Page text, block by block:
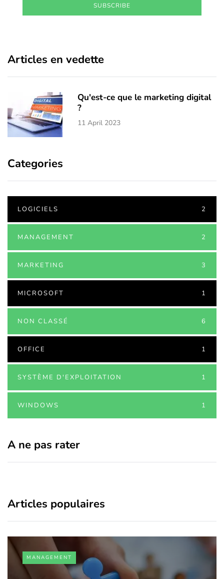
SUBSCRIBE
Articles en vedette
Qu'est-ce que le marketing digital
?
11 April 2023
Categories
LOGICIELS 2
MANAGEMENT 2
MARKETING 3
MICROSOFT 1
NON CLASSÉ 6
OFFICE 1
SYSTÈME D'EXPLOITATION 1
WINDOWS 1
A ne pas rater
Articles populaires
MANAGEMENT